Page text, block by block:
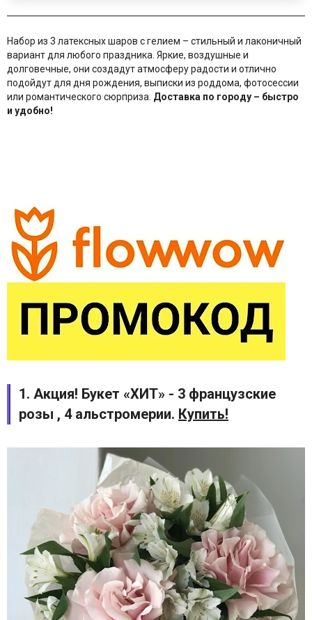
Набор из 3 латексных шаров с гелием – стильный и лаконичный
вариант для любого праздника. Яркие, воздушные и
долговечные, они создадут атмосферу радости и отлично
подойдут для дня рождения, выписки из роддома, фотосессии
или романтического сюрприза. Доставка по городу – быстро
и удобно!
1. Акция! Букет «ХИТ» - 3 французские
розы , 4 альстромерии. Купить!